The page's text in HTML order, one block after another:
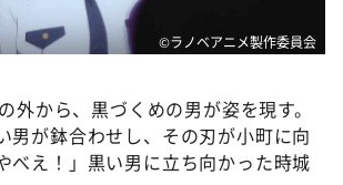
©ラノベアニメ製作委員会
外から、黒づくめの男が姿を現す。
男が鉢合わせし、その刃が小町に向
べえ！」黒い男に立ち向かった時城